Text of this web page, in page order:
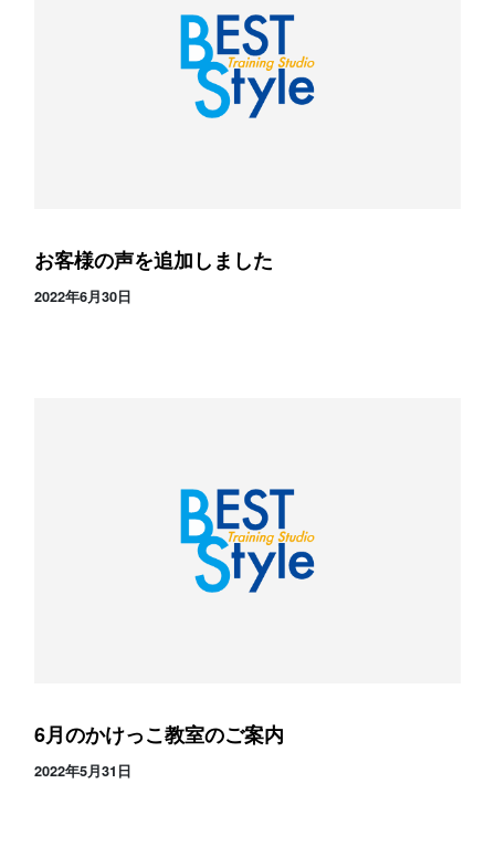
お客様の声を追加しました
2022年6月30日
6月のかけっこ教室のご案内
2022年5月31日